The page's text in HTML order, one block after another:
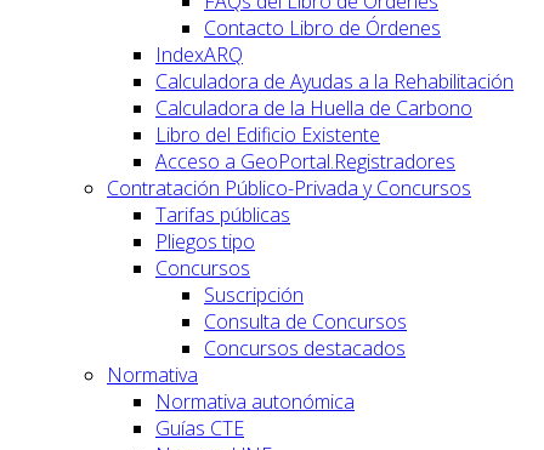
Contacto Libro de Órdenes
IndexARQ
Calculadora de Ayudas a la Rehabilitación
Calculadora de la Huella de Carbono
Libro del Edificio Existente
Acceso a GeoPortal.Registradores
Contratación Público-Privada y Concursos
Tarifas públicas
Pliegos tipo
Concursos
Suscripción
Consulta de Concursos
Concursos destacados
Normativa
Normativa autonómica
Guías CTE